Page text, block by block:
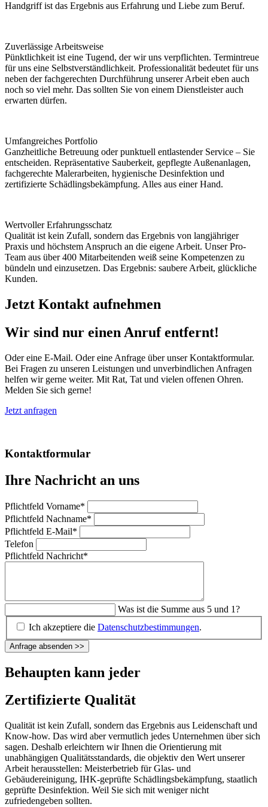
Handgriff ist das Ergebnis aus Erfahrung und Liebe zum Beruf.
Zuverlässige Arbeitsweise
Pünktlichkeit ist eine Tugend, der wir uns verpflichten. Termintreue
für uns eine Selbstverständlichkeit. Professionalität bedeutet für uns
neben der fachgerechten Durchführung unserer Arbeit eben auch
noch so viel mehr. Das sollten Sie von einem Dienstleister auch
erwarten dürfen.
Umfangreiches Portfolio
Ganzheitliche Betreuung oder punktuell entlastender Service – Sie
entscheiden. Repräsentative Sauberkeit, gepflegte Außenanlagen,
fachgerechte Malerarbeiten, hygienische Desinfektion und
zertifizierte Schädlingsbekämpfung. Alles aus einer Hand.
Wertvoller Erfahrungsschatz
Qualität ist kein Zufall, sondern das Ergebnis von langjähriger
Praxis und höchstem Anspruch an die eigene Arbeit. Unser Pro-
Team aus über 400 Mitarbeitenden weiß seine Kompetenzen zu
bündeln und einzusetzen. Das Ergebnis: saubere Arbeit, glückliche
Kunden.
Jetzt Kontakt aufnehmen
Wir sind nur einen Anruf entfernt!
Oder eine E-Mail. Oder eine Anfrage über unser Kontaktformular.
Bei Fragen zu unseren Leistungen und unverbindlichen Anfragen
helfen wir gerne weiter. Mit Rat, Tat und vielen offenen Ohren.
Melden Sie sich gerne!
Jetzt anfragen
Kontaktformular
Ihre Nachricht an uns
Pflichtfeld Vorname*
Pflichtfeld Nachname*
Pflichtfeld E-Mail*
Telefon
Pflichtfeld Nachricht*
Was ist die Summe aus 5 und 1?
Ich akzeptiere die Datenschutzbestimmungen.
Anfrage absenden >>
Behaupten kann jeder
Zertifizierte Qualität
Qualität ist kein Zufall, sondern das Ergebnis aus Leidenschaft und
Know-how. Das wird aber vermutlich jedes Unternehmen über sich
sagen. Deshalb erleichtern wir Ihnen die Orientierung mit
unabhängigen Qualitätsstandards, die objektiv den Wert unserer
Arbeit herausstellen: Meisterbetrieb für Glas- und
Gebäudereinigung, IHK-geprüfte Schädlingsbekämpfung, staatlich
geprüfte Desinfektion. Weil Sie sich mit weniger nicht
zufriedengeben sollten.